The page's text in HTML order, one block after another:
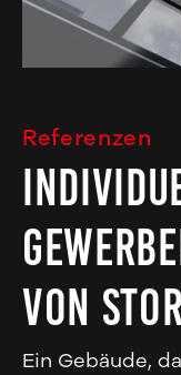
Referenzen
VON
Ein Gebäude,